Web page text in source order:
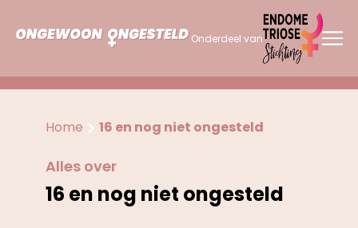
Onderdeel van
Home 16 en nog niet ongesteld
Alles over
16 en nog niet ongesteld